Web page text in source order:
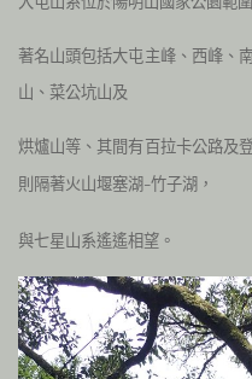
著名山頭包括大屯主峰、西峰、
山、菜公坑山及
烘爐山等、其間有百拉卡公路及
則隔著火山堰塞湖–竹子湖，
與七星山系遙遙相望。